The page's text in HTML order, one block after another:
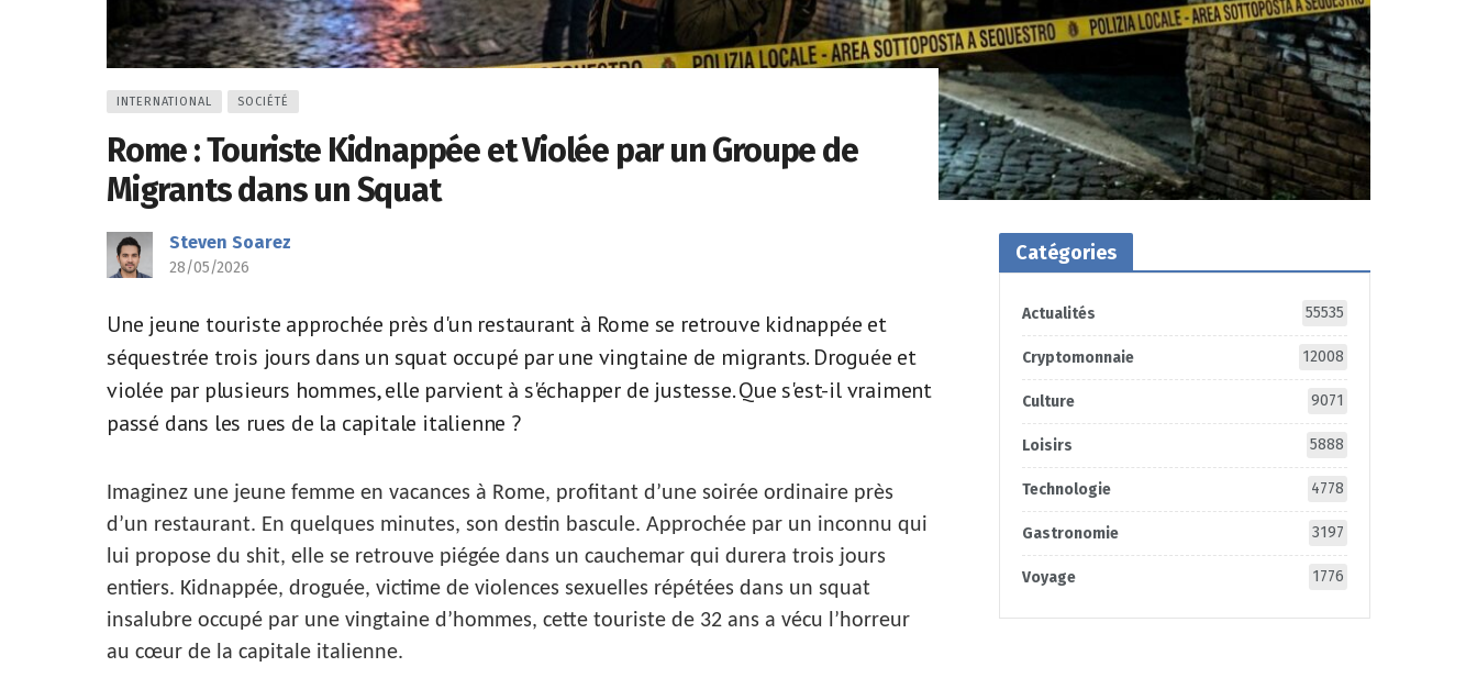
INTERNATIONAL SOCIÉTÉ
Rome : Touriste Kidnappée et Violée par un Groupe de
Migrants dans un Squat
Steven Soarez
28/05/2026
Une jeune touriste approchée près d'un restaurant à Rome se retrouve kidnappée et
séquestrée trois jours dans un squat occupé par une vingtaine de migrants. Droguée et
violée par plusieurs hommes, elle parvient à s'échapper de justesse. Que s'est-il vraiment
passé dans les rues de la capitale italienne ?
Imaginez une jeune femme en vacances à Rome, profitant d’une soirée ordinaire près
d’un restaurant. En quelques minutes, son destin bascule. Approchée par un inconnu qui
lui propose du shit, elle se retrouve piégée dans un cauchemar qui durera trois jours
entiers. Kidnappée, droguée, victime de violences sexuelles répétées dans un squat
insalubre occupé par une vingtaine d’hommes, cette touriste de 32 ans a vécu l’horreur
au cœur de la capitale italienne.
Catégories
Actualités 55535
Cryptomonnaie 12008
Culture 9071
Loisirs 5888
Technologie 4778
Gastronomie 3197
Voyage 1776